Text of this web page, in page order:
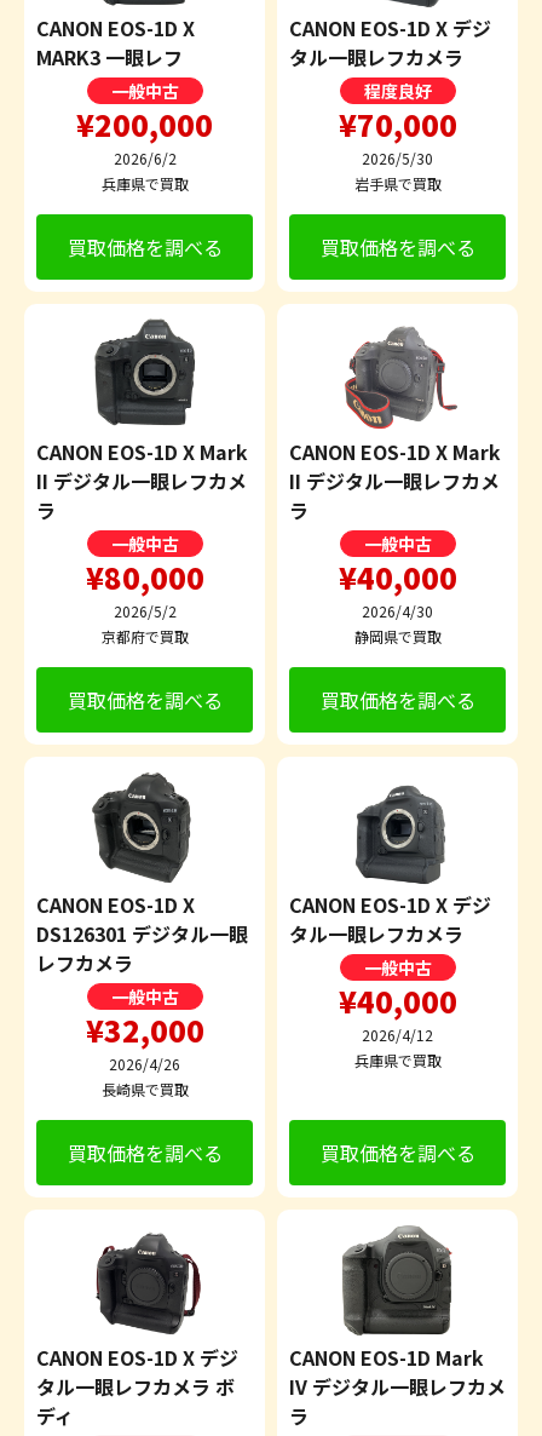
CANON EOS-1D X
MARK3 一眼レフ
一般中古
¥200,000
2026/6/2
兵庫県で買取
買取価格を調べる
CANON EOS-1D X デジ
タル一眼レフカメラ
程度良好
¥70,000
2026/5/30
岩手県で買取
買取価格を調べる
CANON EOS-1D X Mark
II デジタル一眼レフカメ
ラ
一般中古
¥80,000
2026/5/2
京都府で買取
買取価格を調べる
CANON EOS-1D X Mark
II デジタル一眼レフカメ
ラ
一般中古
¥40,000
2026/4/30
静岡県で買取
買取価格を調べる
CANON EOS-1D X
DS126301 デジタル一眼
レフカメラ
一般中古
¥32,000
2026/4/26
長崎県で買取
買取価格を調べる
CANON EOS-1D X デジ
タル一眼レフカメラ
一般中古
¥40,000
2026/4/12
兵庫県で買取
買取価格を調べる
CANON EOS-1D X デジ
タル一眼レフカメラ ボ
ディ
CANON EOS-1D Mark
IV デジタル一眼レフカメ
ラ